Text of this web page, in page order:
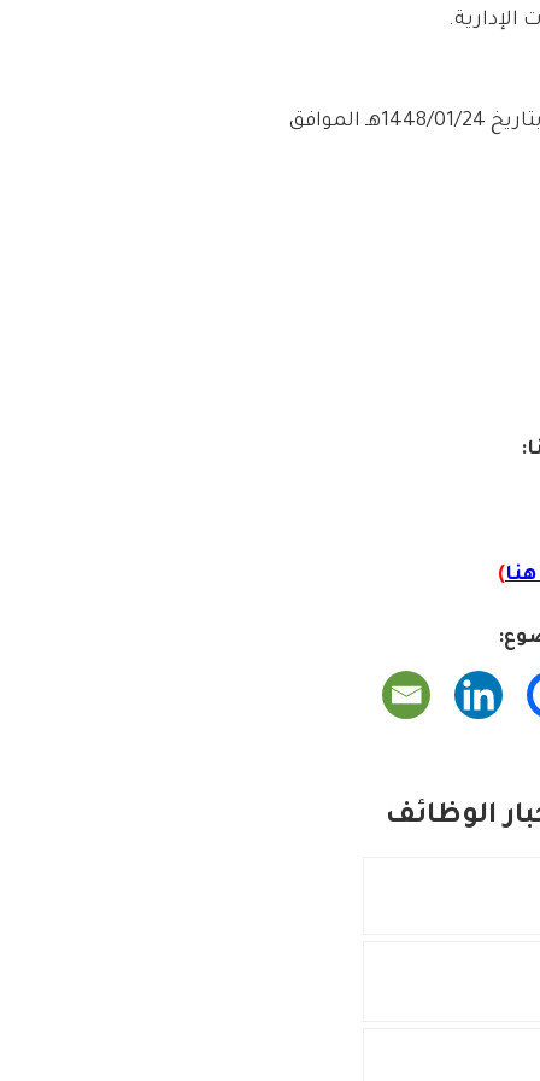
– التقديم مُتاح الآن وينتهي التقديم يوم الخميس بتاريخ 1448/01/24هـ الموافق
)
الوظائف